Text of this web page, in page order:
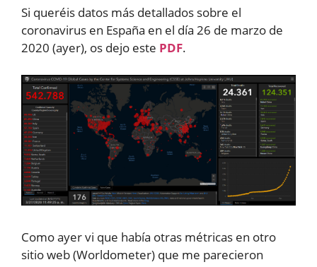
Si queréis datos más detallados sobre el
coronavirus en España en el día 26 de marzo de
2020 (ayer), os dejo este PDF.
Como ayer vi que había otras métricas en otro
sitio web (Worldometer) que me parecieron